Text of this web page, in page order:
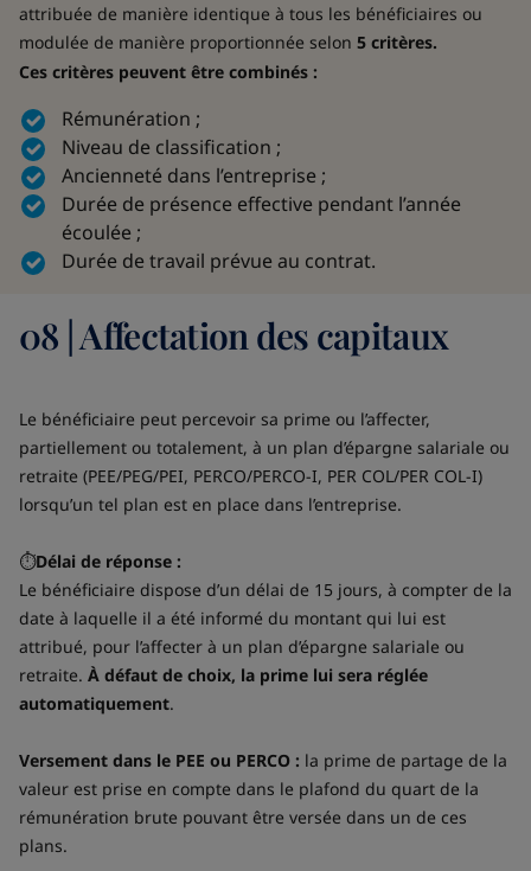
attribuée de manière identique à tous les bénéficiaires ou
modulée de manière proportionnée selon 5 critères.
Ces critères peuvent être combinés :
Rémunération ;
Niveau de classification ;
Ancienneté dans l’entreprise ;
Durée de présence effective pendant l’année
écoulée ;
Durée de travail prévue au contrat.
08 | Affectation des capitaux
Le bénéficiaire peut percevoir sa prime ou l’affecter,
partiellement ou totalement, à un plan d’épargne salariale ou
retraite (PEE/PEG/PEI, PERCO/PERCO-I, PER COL/PER COL-I)
lorsqu’un tel plan est en place dans l’entreprise.
⏱️Délai de réponse :
Le bénéficiaire dispose d’un délai de 15 jours, à compter de la
date à laquelle il a été informé du montant qui lui est
attribué, pour l’affecter à un plan d’épargne salariale ou
retraite. À défaut de choix, la prime lui sera réglée
automatiquement.
Versement dans le PEE ou PERCO : la prime de partage de la
valeur est prise en compte dans le plafond du quart de la
rémunération brute pouvant être versée dans un de ces
plans.